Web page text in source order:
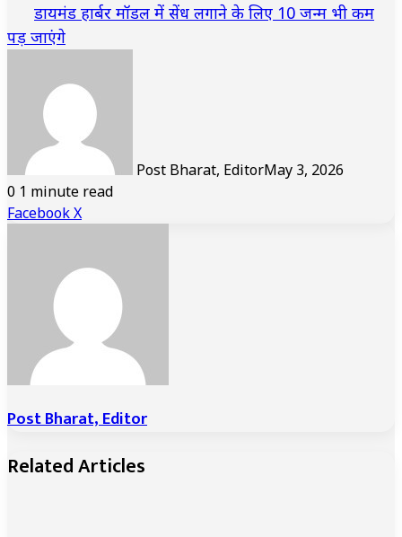
डायमंड हार्बर मॉडल में सेंध लगाने के लिए 10 जन्म भी कम
पड़ जाएंगे
Post Bharat, EditorMay 3, 2026
0 1 minute read
FacebookXLinkedIn
Tumblr
Pinterest
Reddit
VKontakte
Share
Print
Post Bharat, Editor
Related Articles